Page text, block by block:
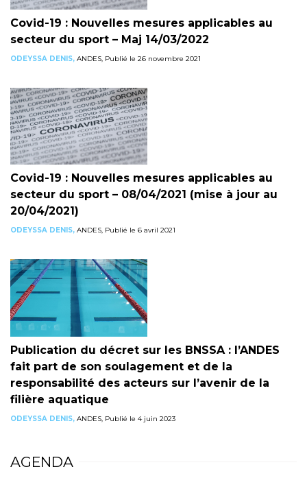
Covid-19 : Nouvelles mesures applicables au
secteur du sport – Maj 14/03/2022
ODEYSSA DENIS, ANDES, Publié le 26 novembre 2021
Covid-19 : Nouvelles mesures applicables au
secteur du sport – 08/04/2021 (mise à jour au
20/04/2021)
ODEYSSA DENIS, ANDES, Publié le 6 avril 2021
Publication du décret sur les BNSSA : l’ANDES
fait part de son soulagement et de la
responsabilité des acteurs sur l’avenir de la
filière aquatique
ODEYSSA DENIS, ANDES, Publié le 4 juin 2023
AGENDA